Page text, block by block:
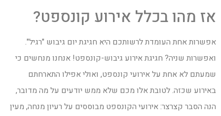
אז מהו בכלל אירוע קונספט?
אפשרות אחת העומדת לרשותכם היא חגיגת יום גיבוש "רגיל".
ואפשרות שניה? חגיגת אירוע גיבוש-קונספט! אנחנו מנחשים כי
שמעתם לא אחת על אירועי קונספט, ואולי אפילו התארחתם
באירוע שכזה. לטובת אלו מכם שלא ממש יודעים על מה מדובר,
הנה הסבר קצרצר: אירועי הקונספט מבוססים על רעיון מנחה, מעין